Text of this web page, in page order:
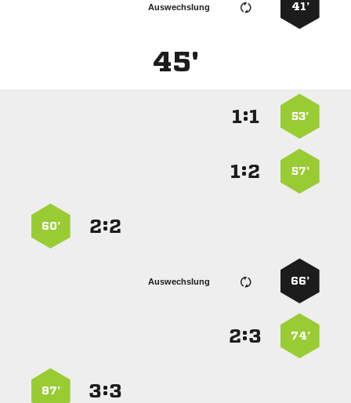
41’
Auswechslung
45'
53’
:
57’
:
:
60’
66’
Auswechslung
74’
:
:
87’